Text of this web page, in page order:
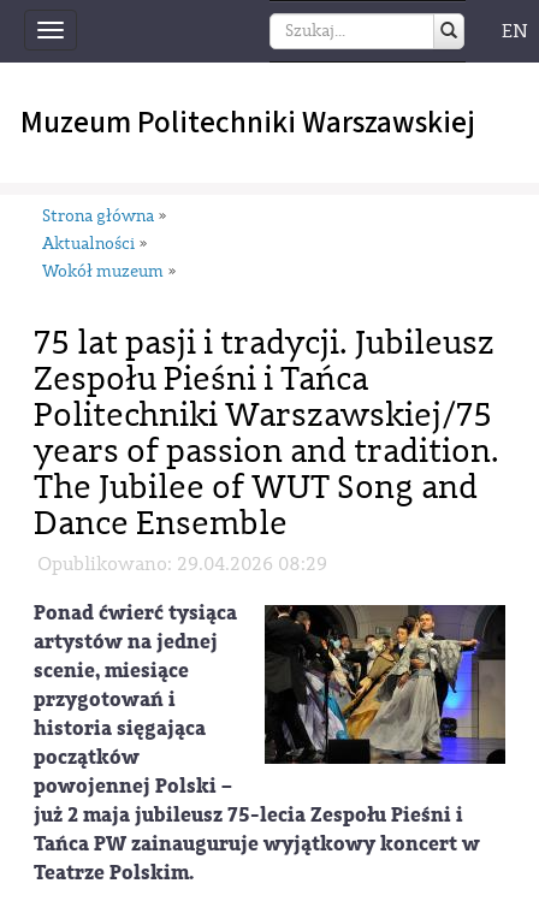
Toggle
navigation
EN
Muzeum Politechniki Warszawskiej
Strona główna »
Aktualności »
Wokół muzeum »
75 lat pasji i tradycji. Jubileusz
Zespołu Pieśni i Tańca
Politechniki Warszawskiej/75
years of passion and tradition.
The Jubilee of WUT Song and
Dance Ensemble
Opublikowano: 29.04.2026 08:29
Ponad ćwierć tysiąca
artystów na jednej
scenie, miesiące
przygotowań i
historia sięgająca
początków
powojennej Polski –
już 2 maja jubileusz 75-lecia Zespołu Pieśni i
Tańca PW zainauguruje wyjątkowy koncert w
Teatrze Polskim.